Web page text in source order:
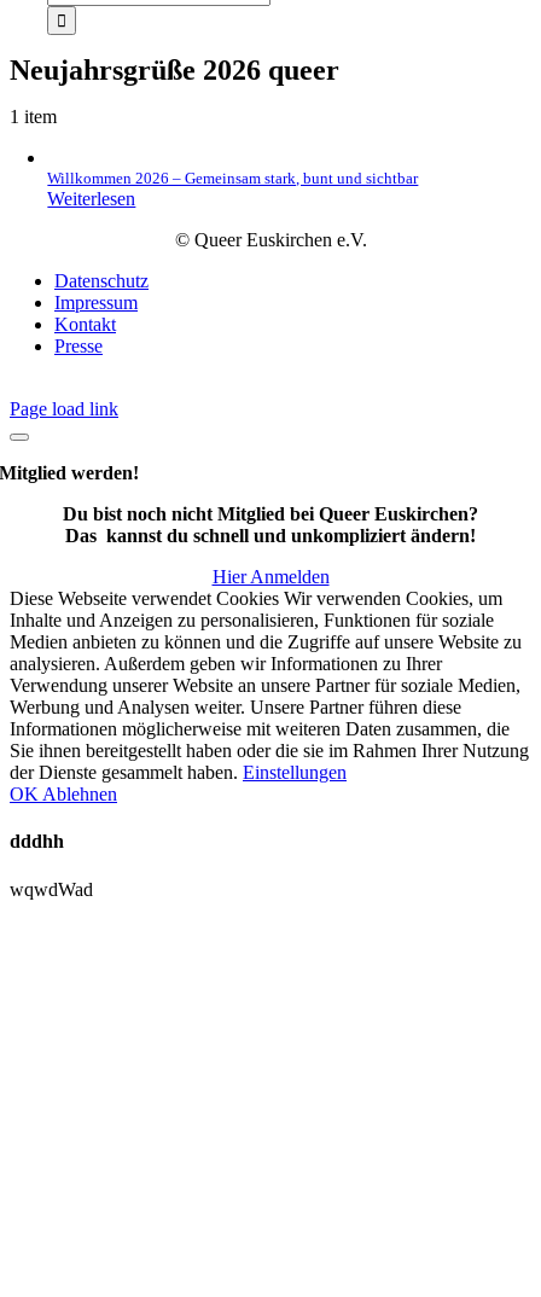
nach:
Neujahrsgrüße 2026 queer
1 item
Willkommen 2026 – Gemeinsam stark, bunt und sichtbar
Weiterlesen
© Queer Euskirchen e.V.
Datenschutz
Impressum
Kontakt
Presse
Page load link
Mitglied werden!
Du bist noch nicht Mitglied bei Queer Euskirchen?
Das kannst du schnell und unkompliziert ändern!
Hier Anmelden
Diese Webseite verwendet Cookies Wir verwenden Cookies, um
Inhalte und Anzeigen zu personalisieren, Funktionen für soziale
Medien anbieten zu können und die Zugriffe auf unsere Website zu
analysieren. Außerdem geben wir Informationen zu Ihrer
Verwendung unserer Website an unsere Partner für soziale Medien,
Werbung und Analysen weiter. Unsere Partner führen diese
Informationen möglicherweise mit weiteren Daten zusammen, die
Sie ihnen bereitgestellt haben oder die sie im Rahmen Ihrer Nutzung
der Dienste gesammelt haben. Einstellungen
OK Ablehnen
dddhh
wqwdWad